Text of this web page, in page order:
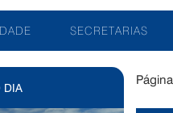
SECRETARIAS
DIA